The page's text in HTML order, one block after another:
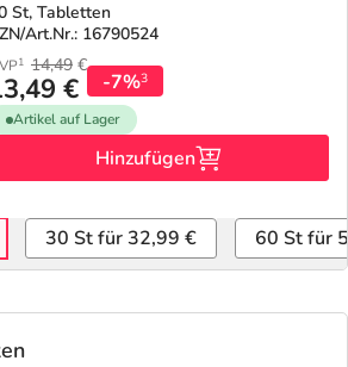
St, Tabletten
Art.Nr.: 16790524
1 14,49 €
€ -7%3
Artikel auf Lager
Hinzufügen
30 St für 32,99 € 60 St für